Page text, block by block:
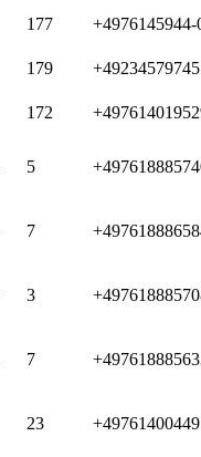
177 +4976145944-
179
172
5
7
3
7
23